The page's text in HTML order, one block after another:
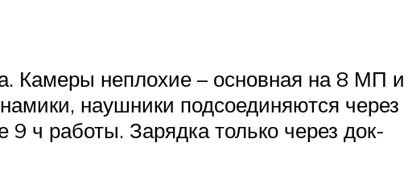
Камеры неплохие – основная на 8 МП и
наушники подсоединяются через
ч работы. Зарядка только через док-